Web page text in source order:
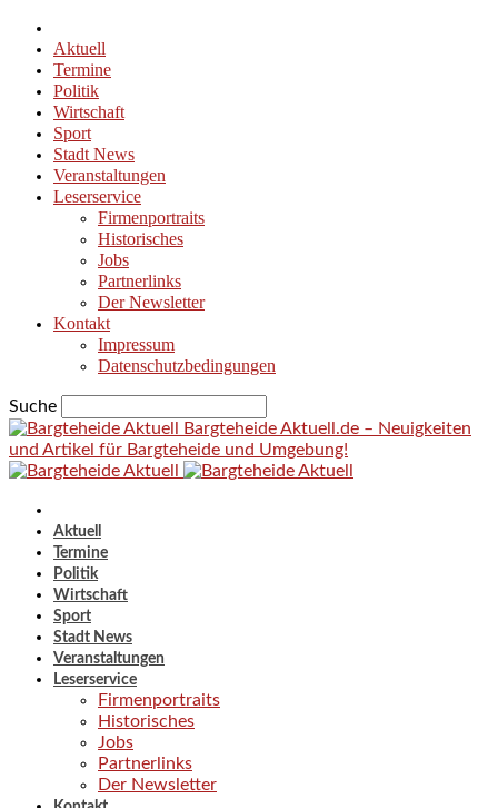
Aktuell
Termine
Politik
Wirtschaft
Sport
Stadt News
Veranstaltungen
Leserservice
Firmenportraits
Historisches
Jobs
Partnerlinks
Der Newsletter
Kontakt
Impressum
Datenschutzbedingungen
Suche
Bargteheide Aktuell.de – Neuigkeiten
und Artikel für Bargteheide und Umgebung!
Aktuell
Termine
Politik
Wirtschaft
Sport
Stadt News
Veranstaltungen
Leserservice
Firmenportraits
Historisches
Jobs
Partnerlinks
Der Newsletter